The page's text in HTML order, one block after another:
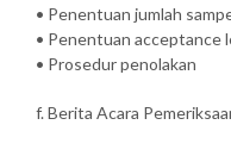
• Penentuan jumlah
• Penentuan acceptance
• Prosedur penolakan
f. Berita Acara